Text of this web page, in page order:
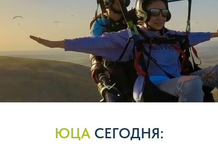
ЮЦА СЕГОДНЯ: